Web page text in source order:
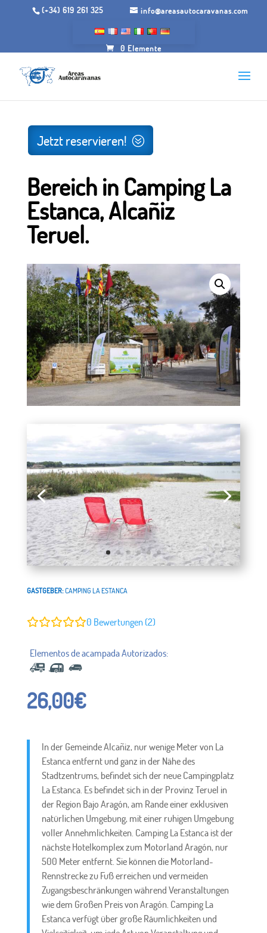
(+34) 619 261 325 info@areasautocaravanas.com
0 Elemente
La Estanca, Alcañiz Teruel.
Jetzt reservieren!
Bereich in Camping La
Estanca, Alcañiz
Teruel.
GASTGEBER:CAMPING LA ESTANCA
0 Bewertungen (2)
26,00€
In der Gemeinde Alcañiz, nur wenige Meter von La
Estanca entfernt und ganz in der Nähe des
Stadtzentrums, befindet sich der neue Campingplatz
La Estanca. Es befindet sich in der Provinz Teruel in
der Region Bajo Aragón, am Rande einer exklusiven
natürlichen Umgebung, mit einer ruhigen Umgebung
voller Annehmlichkeiten. Camping La Estanca ist der
nächste Hotelkomplex zum Motorland Aragón, nur
500 Meter entfernt. Sie können die Motorland-
Rennstrecke zu Fuß erreichen und vermeiden
Zugangsbeschränkungen während Veranstaltungen
wie dem Großen Preis von Aragón. Camping La
Estanca verfügt über große Räumlichkeiten und